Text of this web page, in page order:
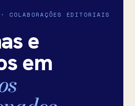
COLABORAÇÕES EDITORIAIS
e
em